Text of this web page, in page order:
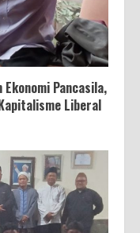
Pancasila,
Liberal